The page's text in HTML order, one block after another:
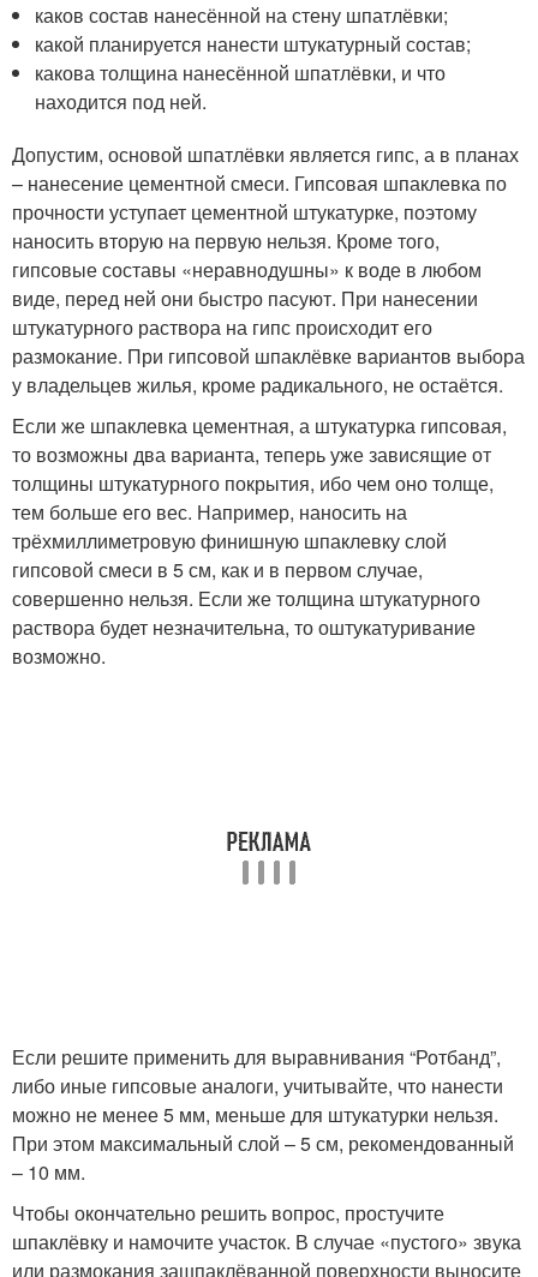
каков состав нанесённой на стену шпатлёвки;
какой планируется нанести штукатурный состав;
какова толщина нанесённой шпатлёвки, и что
находится под ней.
Допустим, основой шпатлёвки является гипс, а в планах
– нанесение цементной смеси. Гипсовая шпаклевка по
прочности уступает цементной штукатурке, поэтому
наносить вторую на первую нельзя. Кроме того,
гипсовые составы «неравнодушны» к воде в любом
виде, перед ней они быстро пасуют. При нанесении
штукатурного раствора на гипс происходит его
размокание. При гипсовой шпаклёвке вариантов выбора
у владельцев жилья, кроме радикального, не остаётся.
Если же шпаклевка цементная, а штукатурка гипсовая,
то возможны два варианта, теперь уже зависящие от
толщины штукатурного покрытия, ибо чем оно толще,
тем больше его вес. Например, наносить на
трёхмиллиметровую финишную шпаклевку слой
гипсовой смеси в 5 см, как и в первом случае,
совершенно нельзя. Если же толщина штукатурного
раствора будет незначительна, то оштукатуривание
возможно.
Если решите применить для выравнивания “Ротбанд”,
либо иные гипсовые аналоги, учитывайте, что нанести
можно не менее 5 мм, меньше для штукатурки нельзя.
При этом максимальный слой – 5 см, рекомендованный
– 10 мм.
Чтобы окончательно решить вопрос, простучите
шпаклёвку и намочите участок. В случае «пустого» звука
или размокания зашпаклёванной поверхности выносите